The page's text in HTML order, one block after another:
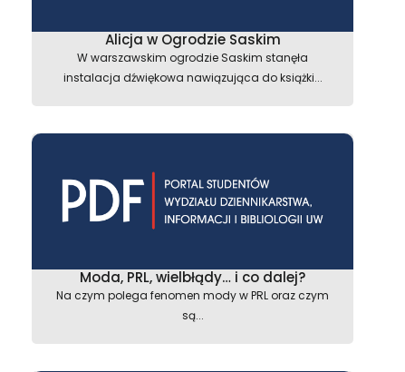
Alicja w Ogrodzie Saskim
W warszawskim ogrodzie Saskim stanęła
instalacja dźwiękowa nawiązująca do książki...
Moda, PRL, wielbłądy… i co dalej?
Na czym polega fenomen mody w PRL oraz czym
są...